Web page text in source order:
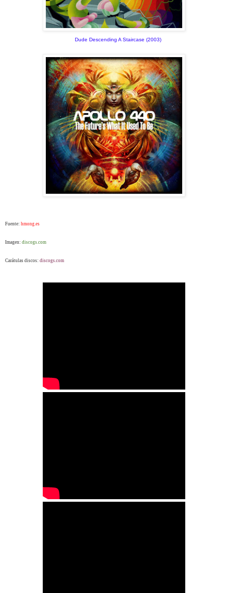
Dude Descending A Staircase (2003)
Fuente: hmong.es
Imagen: discogs.com
Carátulas discos: discogs.com